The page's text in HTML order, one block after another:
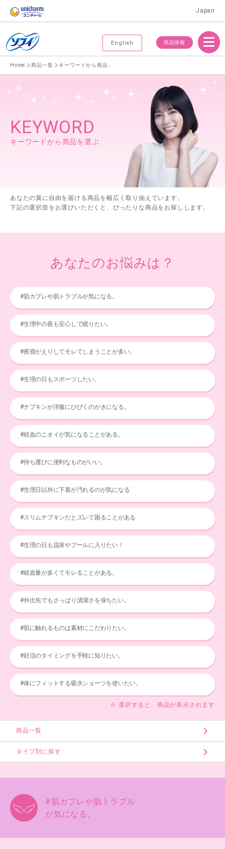
Japan
English 商品情報
Menu
Home 商品一覧
KEYWORD
キーワードから商品を選ぶ
あなたの翼に自由を届ける商品を幅広く取り揃えています。
下記の選択肢をお選びいただくと、ぴったりな商品をお探しします。
あなたのお悩みは？
#肌カブレや肌トラブルが気になる。
#生理中の夜も安心して眠りたい。
#夜寝がえりしてモレてしまうことが多い。
#生理の日もスポーツしたい。
#ナプキンが洋服にひびくのがきになる。
#経血のニオイが気になることがある。
#持ち運びに便利なものがいい。
#生理日以外に下着が汚れるのが気になる
#スリムナプキンだとズレて困ることがある
#生理の日も温泉やプールに入りたい！
#経血量が多くてモレることがある。
#外出先でもさっぱり清潔さを保ちたい。
#肌に触れるものは素材にこだわりたい。
#妊活のタイミングを手軽に知りたい。
#体にフィットする吸水ショーツを使いたい。
※ 選択すると、商品が表示されます
商品一覧
タイプ別に探す
#肌カブレや肌トラブル
が気になる。